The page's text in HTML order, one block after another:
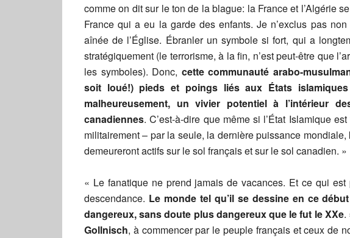
comme on dit sur le ton de la blague: la France et l’Algérie
France qui a eu la garde des enfants. Je n’exclus pas
aînée de l’Église. Ébranler un symbole si fort, qui a
stratégiquement (le terrorisme, à la fin, n’est peut-être que
les symboles). Donc, cette communauté arabo-
soit loué!) pieds et poings liés aux États
malheureusement, un vivier potentiel à l’intérieur
canadiennes. C’est-à-dire que même si l’État Islamique
militairement – par la seule, la dernière puissance mondiale,
demeureront actifs sur le sol français et sur le sol canadien. »
« Le fanatique ne prend jamais de vacances. Et ce qui est
descendance. Le monde tel qu’il se dessine en ce
dangereux, sans doute plus dangereux que le fut le XXe.
Gollnisch, à commencer par le peuple français et ceux de